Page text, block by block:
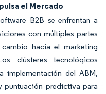
el Mercado
B2B se enfrentan a
con múltiples partes
hacia el marketing
clústeres tecnológicos
implementación del ABM,
predictiva para